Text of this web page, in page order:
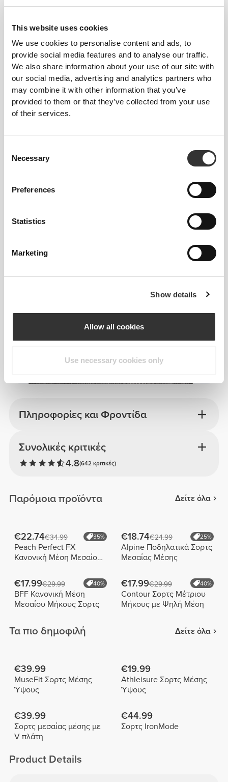
This website uses cookies
We use cookies to personalise content and ads, to
provide social media features and to analyse our traffic.
We also share information about your use of our site with
our social media, advertising and analytics partners who
may combine it with other information that you’ve
provided to them or that they’ve collected from your use
of their services.
Selection
Necessary
Preferences
Statistics
Marketing
Show details
Allow all cookies
Use necessary cookies only
Πληροφορίες και Φροντίδα
Συνολικές κριτικές
4.8(642 κριτικές)
Παρόμοια προϊόντα Δείτε όλα
€22.74€34.99 35%
Peach Perfect FX
Κανονική Μέση Μεσαίου
€18.74€24.99 25%
Alpine Ποδηλατικά Σορτς
Μεσαίας Μέσης
€17.99€29.99 40%
BFF Κανονική Μέση
Μεσαίου Μήκους Σορτς
€17.99€29.99 40%
Contour Σορτς Μέτριου
Μήκους με Ψηλή Μέση
Τα πιο δημοφιλή Δείτε όλα
€39.99
MuseFit Σορτς Μέσης
Ύψους
€19.99
Athleisure Σορτς Μέσης
Ύψους
€39.99
Σορτς μεσαίας μέσης με
V πλάτη
€44.99
Σορτς IronMode
Product Details